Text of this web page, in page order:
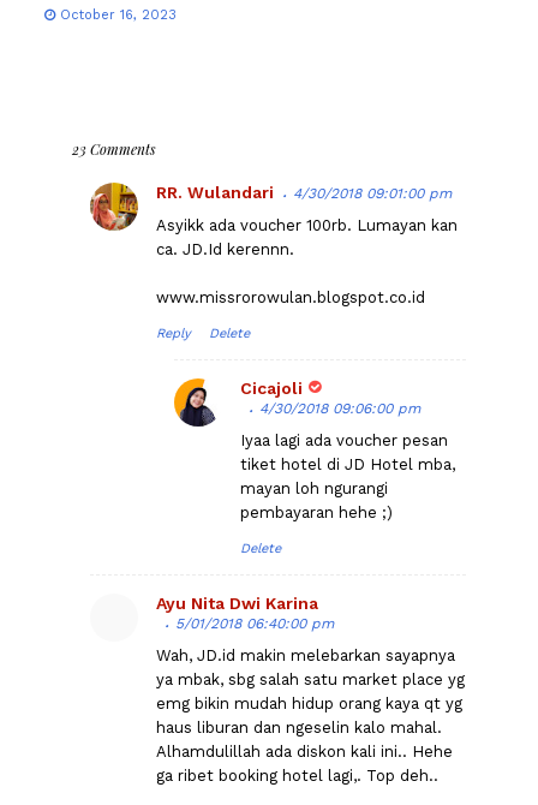
October 16, 2023
23 Comments
RR. Wulandari 4/30/2018 09:01:00 pm
Asyikk ada voucher 100rb. Lumayan kan
ca. JD.Id kerennn.
www.missrorowulan.blogspot.co.id
Reply Delete
Cicajoli
4/30/2018 09:06:00 pm
Iyaa lagi ada voucher pesan
tiket hotel di JD Hotel mba,
mayan loh ngurangi
pembayaran hehe ;)
Delete
Ayu Nita Dwi Karina
5/01/2018 06:40:00 pm
Wah, JD.id makin melebarkan sayapnya
ya mbak, sbg salah satu market place yg
emg bikin mudah hidup orang kaya qt yg
haus liburan dan ngeselin kalo mahal.
Alhamdulillah ada diskon kali ini.. Hehe
ga ribet booking hotel lagi,. Top deh..